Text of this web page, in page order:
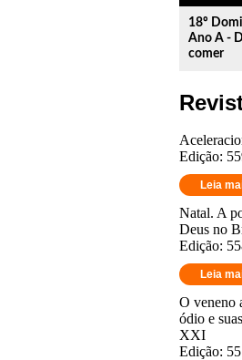
18º
Ano A -
comer
Edição:
Leia
Natal. A
Deus no
Edição:
Leia
O veneno
ódio e
XXI
Edição: